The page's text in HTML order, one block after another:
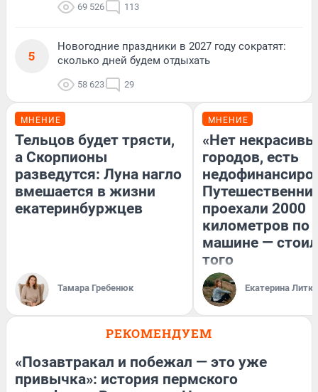
69 526 113
5
Новогодние праздники в 2027 году сократят:
сколько дней будем отдыхать
58 623 29
МНЕНИЕ
Тельцов будет трясти,
а Скорпионы
разведутся: Луна нагло
вмешается в жизни
екатеринбуржцев
Тамара Гребенюк
МНЕНИЕ
«Нет
городов, есть
проехали 2000
километров по
машине —
того
Екатерина
РЕКОМЕНДУЕМ
«Позавтракал и побежал — это уже
привычка»: история пермского